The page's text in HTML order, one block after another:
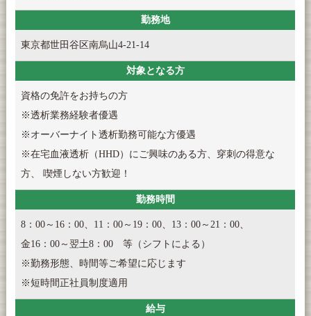
勤務地
東京都世田谷区南烏山4-21-14
対象となる方
資格の免許をお持ちの方
※透析業務経験者優遇
※オーバーナイト透析勤務可能な方優遇
※在宅血液透析（HHD）にご興味のある方、穿刺の得意な
方、 喫煙しない方歓迎！
勤務時間
8：00～16：00、11：00～19：00、13：00～21：00、
金16：00～翌土8：00 等（シフトによる）
※勤務形態、時間等ご希望に応じます
※短時間正社員制度適用
給与